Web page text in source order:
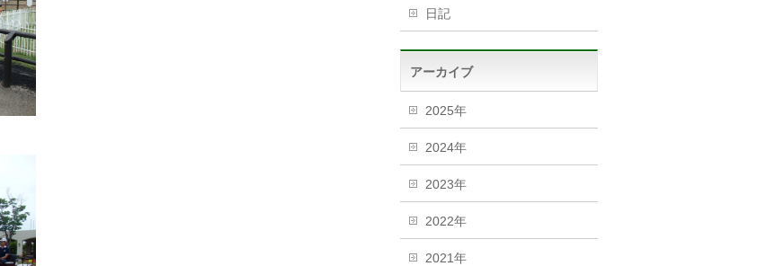
日記
アーカイブ
2025年
2024年
2023年
2022年
2021年